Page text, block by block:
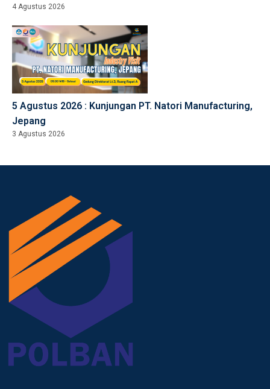
4 Agustus 2026
5 Agustus 2026 : Kunjungan PT. Natori Manufacturing,
Jepang
3 Agustus 2026